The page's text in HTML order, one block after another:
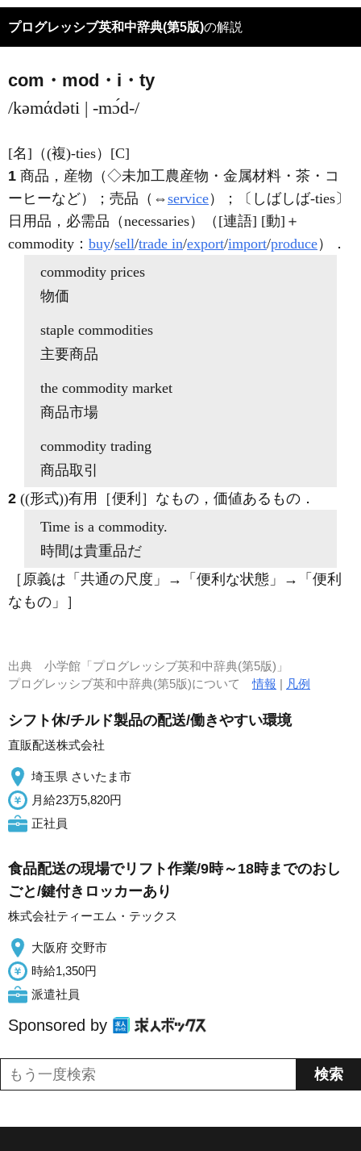
プログレッシブ英和中辞典(第5版)の解説
com・mod・i・ty
/kəmάdəti | -mɔ́d-/
[名] （(複)-ties） [C]
1 商品，産物（◇未加工農産物・金属材料・茶・コ
ーヒーなど）；売品（⇔service）；〔しばしば-ties〕
日用品，必需品（necessaries）（[連語] [動] ＋
commodity： buy/sell/trade in/export/import/produce）
．
commodity prices
物価
staple commodities
主要商品
the commodity market
商品市場
commodity trading
商品取引
2 ((形式))有用［便利］なもの，価値あるもの ．
Time is a commodity.
時間は貴重品だ
［原義は「共通の尺度」→「便利な状態」→「便利
なもの」］
出典 小学館「プログレッシブ英和中辞典(第5版)」
プログレッシブ英和中辞典(第5版)について情報 | 凡例
シフト休/チルド製品の配送/働きやすい環境
直販配送株式会社
埼玉県 さいたま市
月給23万5,820円
正社員
食品配送の現場でリフト作業/9時～18時までのおし
ごと/鍵付きロッカーあり
株式会社ティーエム・テックス
大阪府 交野市
時給1,350円
派遣社員
Sponsored by